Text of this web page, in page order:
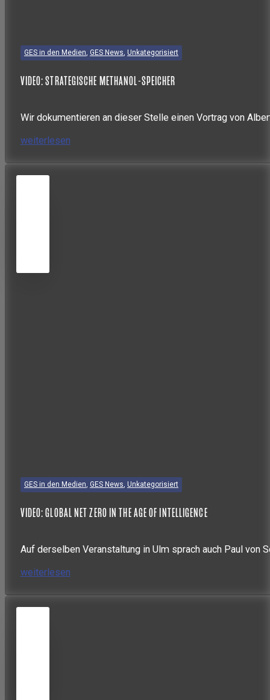
GES in den Medien, GES News, Unkategorisiert
VIDEO: STRATEGISCHE METHANOL-SPEICHER
Wir dokumentieren an dieser Stelle einen Vortrag von
weiterlesen
GES in den Medien, GES News, Unkategorisiert
VIDEO: GLOBAL NET ZERO IN THE AGE OF INTELLIGENCE
Auf derselben Veranstaltung in Ulm sprach auch Paul von
weiterlesen